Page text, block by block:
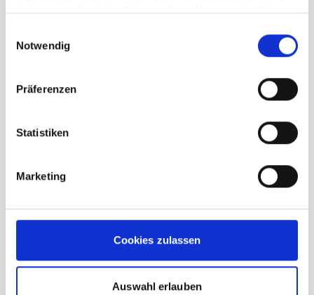
haben oder die sie im Rahmen Ihrer Nutzung der Dienste
Notwendig
Präferenzen
Statistiken
Marketing
Cookies zulassen
Auswahl erlauben
Damen brown
UVP179,95 €
-20%